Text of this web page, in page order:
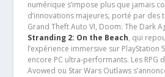
numérique s’impose plus que jamais
d’innovations majeures, porté par des
Grand Theft Auto VI, Doom: The Dark
Stranding 2: On the Beach, qui
l’expérience immersive sur PlayStation
encore PC ultra-performants. Les RPG
Avowed ou Star Wars Outlaws